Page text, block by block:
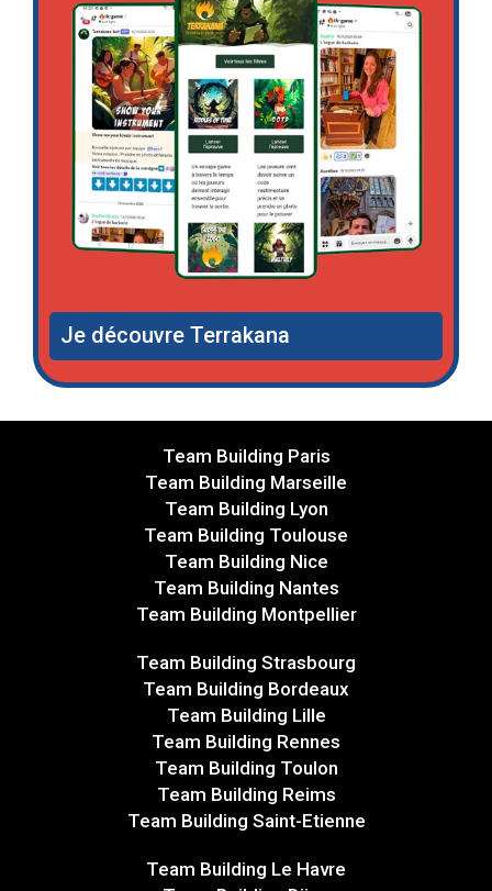
Je découvre Terrakana
Team Building Paris
Team Building Marseille
Team Building Lyon
Team Building Toulouse
Team Building Nice
Team Building Nantes
Team Building Montpellier
Team Building Strasbourg
Team Building Bordeaux
Team Building Lille
Team Building Rennes
Team Building Toulon
Team Building Reims
Team Building Saint-Etienne
Team Building Le Havre